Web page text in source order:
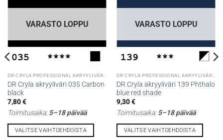
VARASTO LOPPU
DR Cryla akryyliväri 035 Carbon
black
7,80€
Toimitusaika:5–18 päivää
VALITSE VAIHTOEHDOISTA
VARASTO LOPPU
DR Cryla akryyliväri 139 Phthalo
blue red shade
9,30€
Toimitusaika:5–18 päivää
VALITSE VAIHTOEHDOISTA